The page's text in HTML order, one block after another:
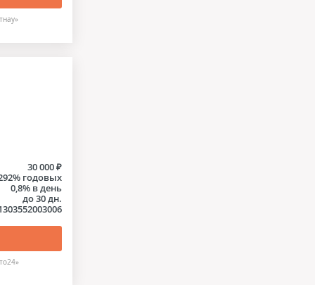
30 000 ₽
годовых
0,8% в день
до 30 дн.